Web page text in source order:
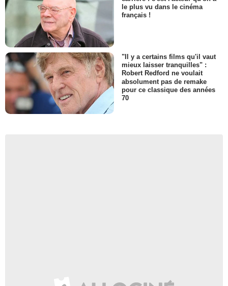
le plus vu dans le cinéma
français !
"Il y a certains films qu'il vaut
mieux laisser tranquilles" :
Robert Redford ne voulait
absolument pas de remake
pour ce classique des années
70